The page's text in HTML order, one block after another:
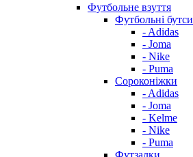
Футбольне взуття
Футбольні бутси
- Adidas
- Joma
- Nike
- Puma
Сороконіжки
- Adidas
- Joma
- Kelme
- Nike
- Puma
Футзалки